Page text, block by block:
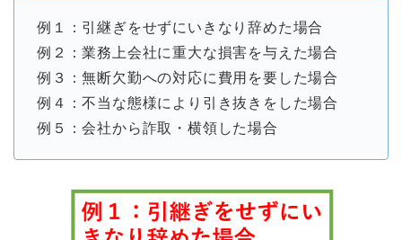
例１：引継ぎをせずにいきなり辞めた場合
例２：業務上会社に重大な損害を与えた場合
例３：無断欠勤への対応に費用を要した場合
例４：不当な態様により引き抜きをした場合
例５：会社から詐取・横領した場合